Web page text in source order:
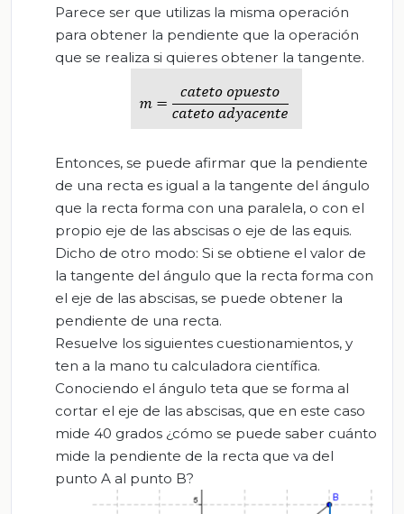
Parece ser que utilizas la misma operación
para obtener la pendiente que la operación
que se realiza si quieres obtener la tangente.
Entonces, se puede afirmar que la pendiente
de una recta es igual a la tangente del ángulo
que la recta forma con una paralela, o con el
propio eje de las abscisas o eje de las equis.
Dicho de otro modo: Si se obtiene el valor de
la tangente del ángulo que la recta forma con
el eje de las abscisas, se puede obtener la
pendiente de una recta.
Resuelve los siguientes cuestionamientos, y
ten a la mano tu calculadora científica.
Conociendo el ángulo teta que se forma al
cortar el eje de las abscisas, que en este caso
mide 40 grados ¿cómo se puede saber cuánto
mide la pendiente de la recta que va del
punto A al punto B?